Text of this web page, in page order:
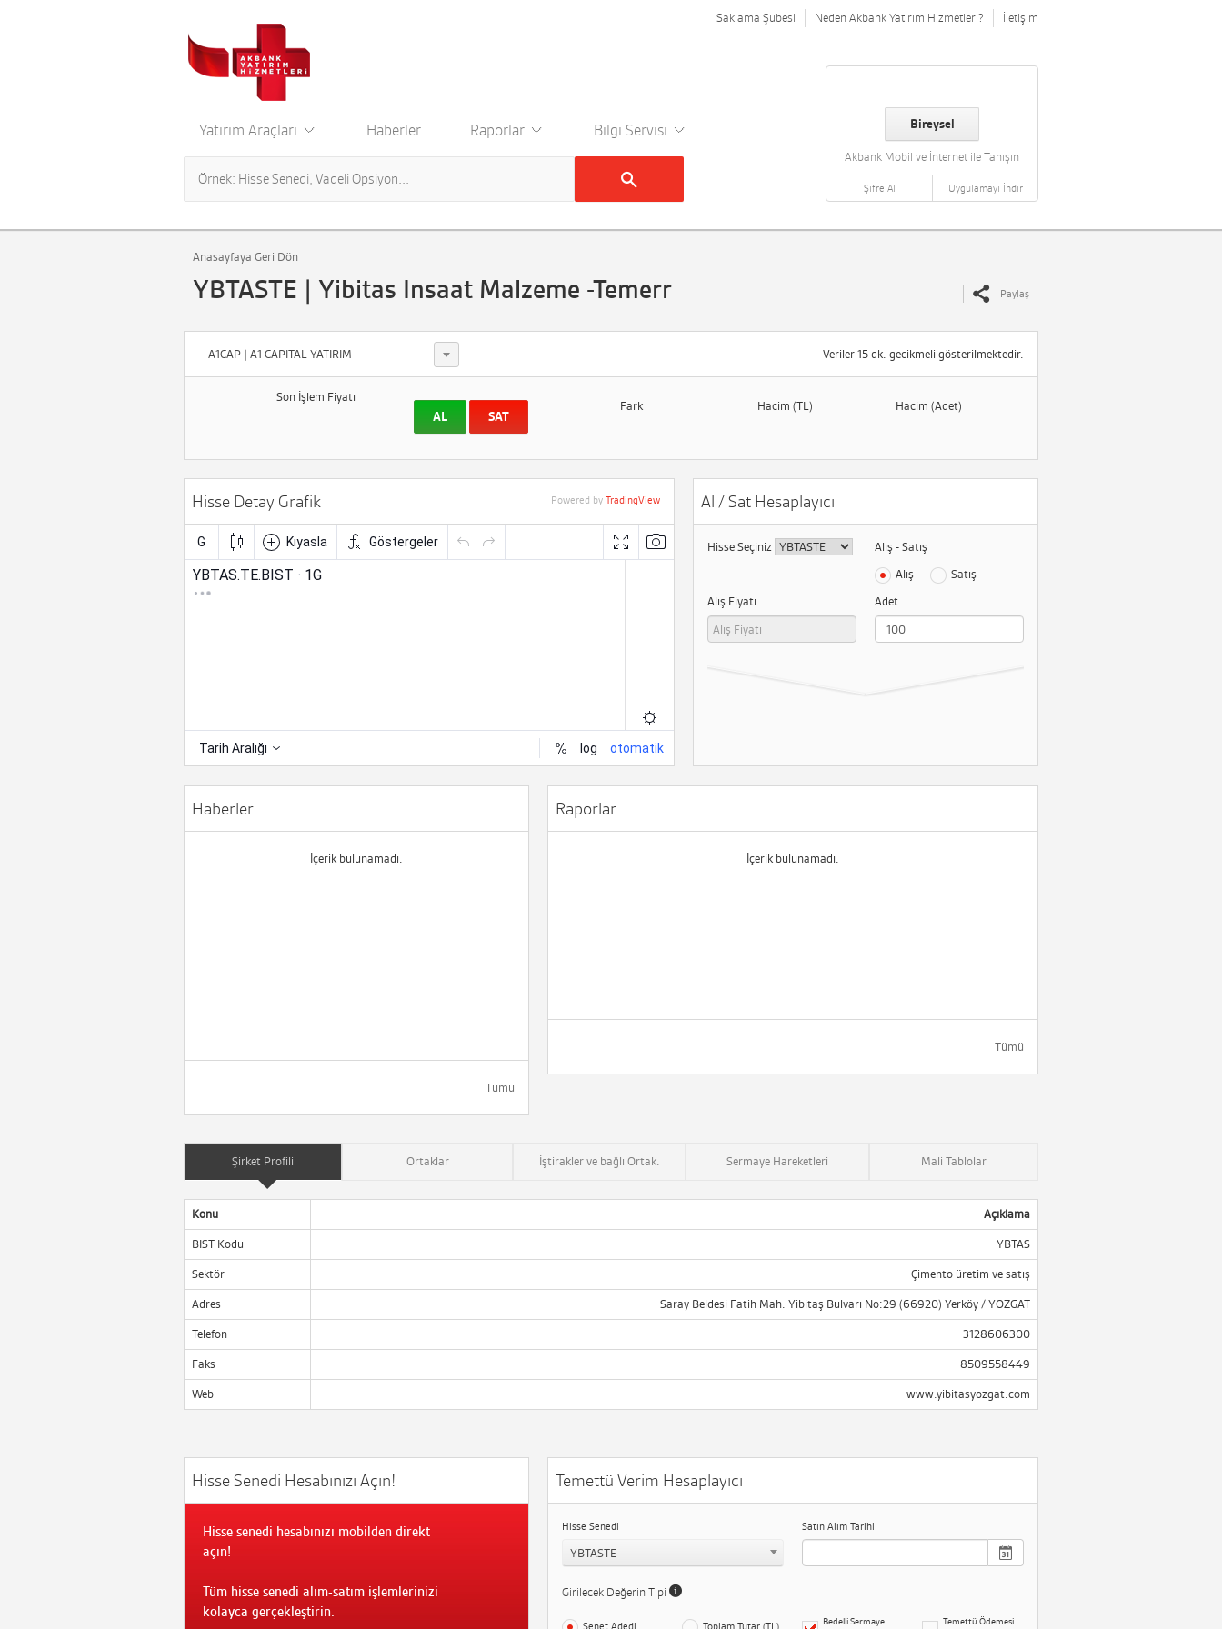
Saklama Şubesi Neden Akbank Yatırım Hizmetleri? İletişim
Bireysel
Akbank Mobil ve İnternet ile Tanışın
Şifre Al Uygulamayı İndir
Yatırım Araçları Haberler Raporlar Bilgi Servisi
Anasayfaya Geri Dön
YBTASTE | Yibitas Insaat Malzeme -Temerr Paylaş
A1CAP | A1 CAPITAL YATIRIM Veriler 15 dk. gecikmeli gösterilmektedir.
Son İşlem Fiyatı
AL SAT
Fark Hacim (TL) Hacim (Adet)
Hisse Detay Grafik Powered by TradingView Al / Sat Hesaplayıcı
Hisse Seçiniz
Alış - Satış
Alış
Satış
Alış Fiyatı
Adet
Haberler
İçerik bulunamadı.
Tümü
Raporlar
İçerik bulunamadı.
Tümü
Şirket Profili Ortaklar İştirakler ve bağlı Ortak. Sermaye Hareketleri Mali Tablolar
Konu Açıklama
BIST Kodu YBTAS
Sektör Çimento üretim ve satış
Adres Saray Beldesi Fatih Mah. Yibitaş Bulvarı No:29 (66920) Yerköy / YOZGAT
Telefon 3128606300
Faks 8509558449
Web www.yibitasyozgat.com
Hisse Senedi Hesabınızı Açın!
Hisse senedi hesabınızı mobilden direkt
açın!
Tüm hisse senedi alım-satım işlemlerinizi
kolayca gerçekleştirin.
Temettü Verim Hesaplayıcı
Hisse Senedi
YBTASTE
Satın Alım Tarihi
Girilecek Değerin Tipi
Senet Adedi Toplam Tutar (TL) Bedelli Sermaye Temettü Ödemesi